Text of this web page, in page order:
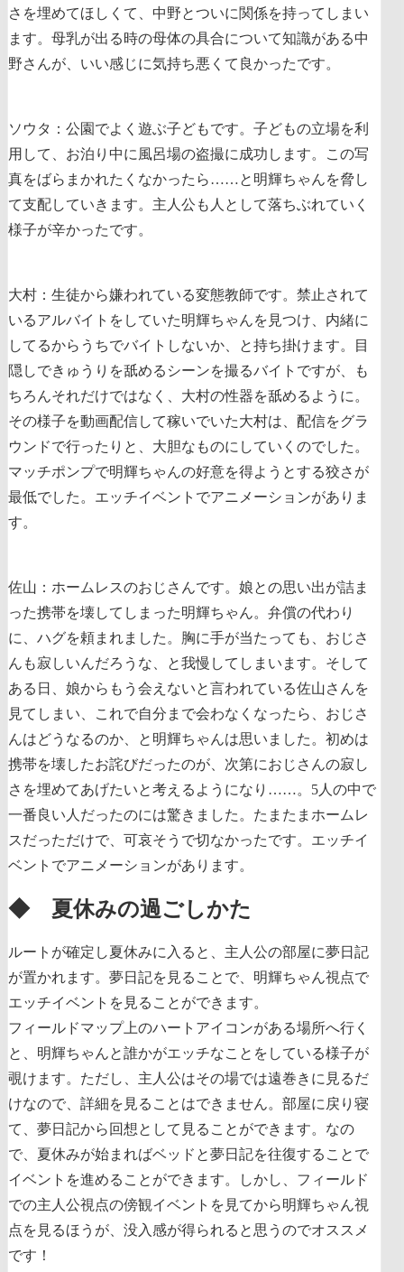
さを埋めてほしくて、中野とついに関係を持ってしまい
ます。母乳が出る時の母体の具合について知識がある中
野さんが、いい感じに気持ち悪くて良かったです。
ソウタ：公園でよく遊ぶ子どもです。子どもの立場を利
用して、お泊り中に風呂場の盗撮に成功します。この写
真をばらまかれたくなかったら……と明輝ちゃんを脅し
て支配していきます。主人公も人として落ちぶれていく
様子が辛かったです。
大村：生徒から嫌われている変態教師です。禁止されて
いるアルバイトをしていた明輝ちゃんを見つけ、内緒に
してるからうちでバイトしないか、と持ち掛けます。目
隠しできゅうりを舐めるシーンを撮るバイトですが、も
ちろんそれだけではなく、大村の性器を舐めるように。
その様子を動画配信して稼いでいた大村は、配信をグラ
ウンドで行ったりと、大胆なものにしていくのでした。
マッチポンプで明輝ちゃんの好意を得ようとする狡さが
最低でした。エッチイベントでアニメーションがありま
す。
佐山：ホームレスのおじさんです。娘との思い出が詰ま
った携帯を壊してしまった明輝ちゃん。弁償の代わり
に、ハグを頼まれました。胸に手が当たっても、おじさ
んも寂しいんだろうな、と我慢してしまいます。そして
ある日、娘からもう会えないと言われている佐山さんを
見てしまい、これで自分まで会わなくなったら、おじさ
んはどうなるのか、と明輝ちゃんは思いました。初めは
携帯を壊したお詫びだったのが、次第におじさんの寂し
さを埋めてあげたいと考えるようになり……。5人の中で
一番良い人だったのには驚きました。たまたまホームレ
スだっただけで、可哀そうで切なかったです。エッチイ
ベントでアニメーションがあります。
◆ 夏休みの過ごしかた
ルートが確定し夏休みに入ると、主人公の部屋に夢日記
が置かれます。夢日記を見ることで、明輝ちゃん視点で
エッチイベントを見ることができます。
フィールドマップ上のハートアイコンがある場所へ行く
と、明輝ちゃんと誰かがエッチなことをしている様子が
覗けます。ただし、主人公はその場では遠巻きに見るだ
けなので、詳細を見ることはできません。部屋に戻り寝
て、夢日記から回想として見ることができます。なの
で、夏休みが始まればベッドと夢日記を往復することで
イベントを進めることができます。しかし、フィールド
での主人公視点の傍観イベントを見てから明輝ちゃん視
点を見るほうが、没入感が得られると思うのでオススメ
です！